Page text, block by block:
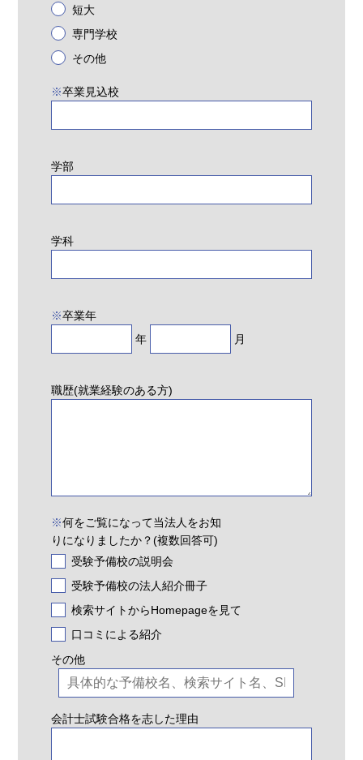
短大
専門学校
その他
※卒業見込校
学部
学科
※卒業年
年
月
職歴(就業経験のある方)
※何をご覧になって当法人をお知
りになりましたか？(複数回答可)
受験予備校の説明会
受験予備校の法人紹介冊子
検索サイトからHomepageを見て
口コミによる紹介
その他
会計士試験合格を志した理由